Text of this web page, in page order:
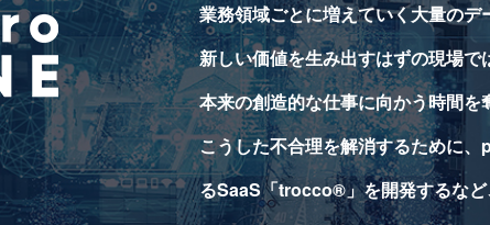
業務領域ごとに増えていく大量のデ
新しい価値を生み出すはずの現場
本来の創造的な仕事に向かう時間を
こうした不合理を解消するために
るSaaS「trocco®︎」を開発するな